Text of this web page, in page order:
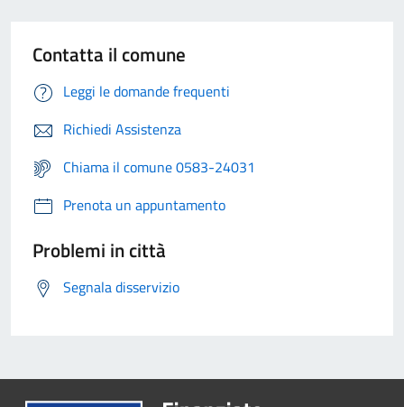
Contatta il comune
Leggi le domande frequenti
Richiedi Assistenza
Chiama il comune 0583-24031
Prenota un appuntamento
Problemi in città
Segnala disservizio